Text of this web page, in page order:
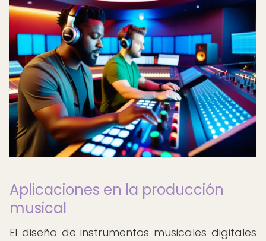
Aplicaciones en la producción
musical
El diseño de instrumentos musicales digitales